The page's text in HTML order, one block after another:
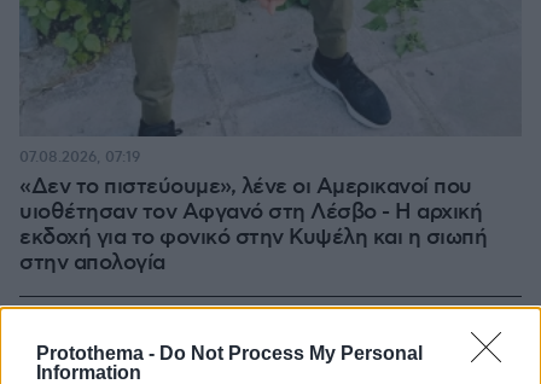
Protothema - Do Not Process My Personal
Information
«Δεν το πιστεύουμε», λένε οι Αμερικανοί που
υιοθέτησαν τον Αφγανό στη Λέσβο - Η αρχική
εκδοχή για το φονικό στην Κυψέλη και η σιωπή
στην απολογία
07.08.2026, 07:19